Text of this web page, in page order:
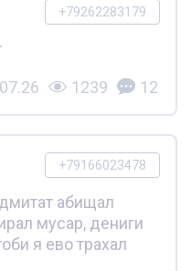
+79262283179
1239 12
+79166023478
абищал
мусар, дениги
я ево трахал